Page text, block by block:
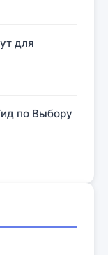
для
по Выбору